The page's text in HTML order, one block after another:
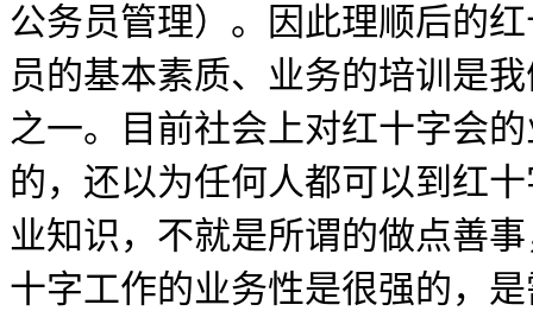
公务员管理）。因此理顺后的
员的基本素质、业务的培训是
之一。目前社会上对红十字会
的，还以为任何人都可以到红
业知识，不就是所谓的做点善
十字工作的业务性是很强的，